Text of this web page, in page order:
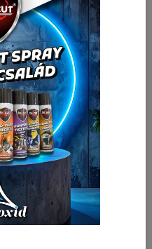
sarkok, íves felületek
hosszan rögzítő sínbe